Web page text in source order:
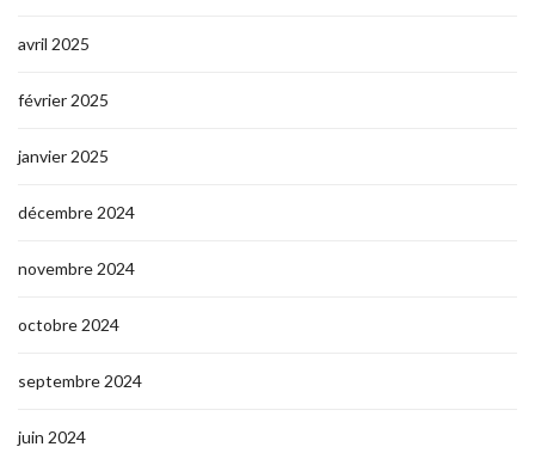
avril 2025
février 2025
janvier 2025
décembre 2024
novembre 2024
octobre 2024
septembre 2024
juin 2024